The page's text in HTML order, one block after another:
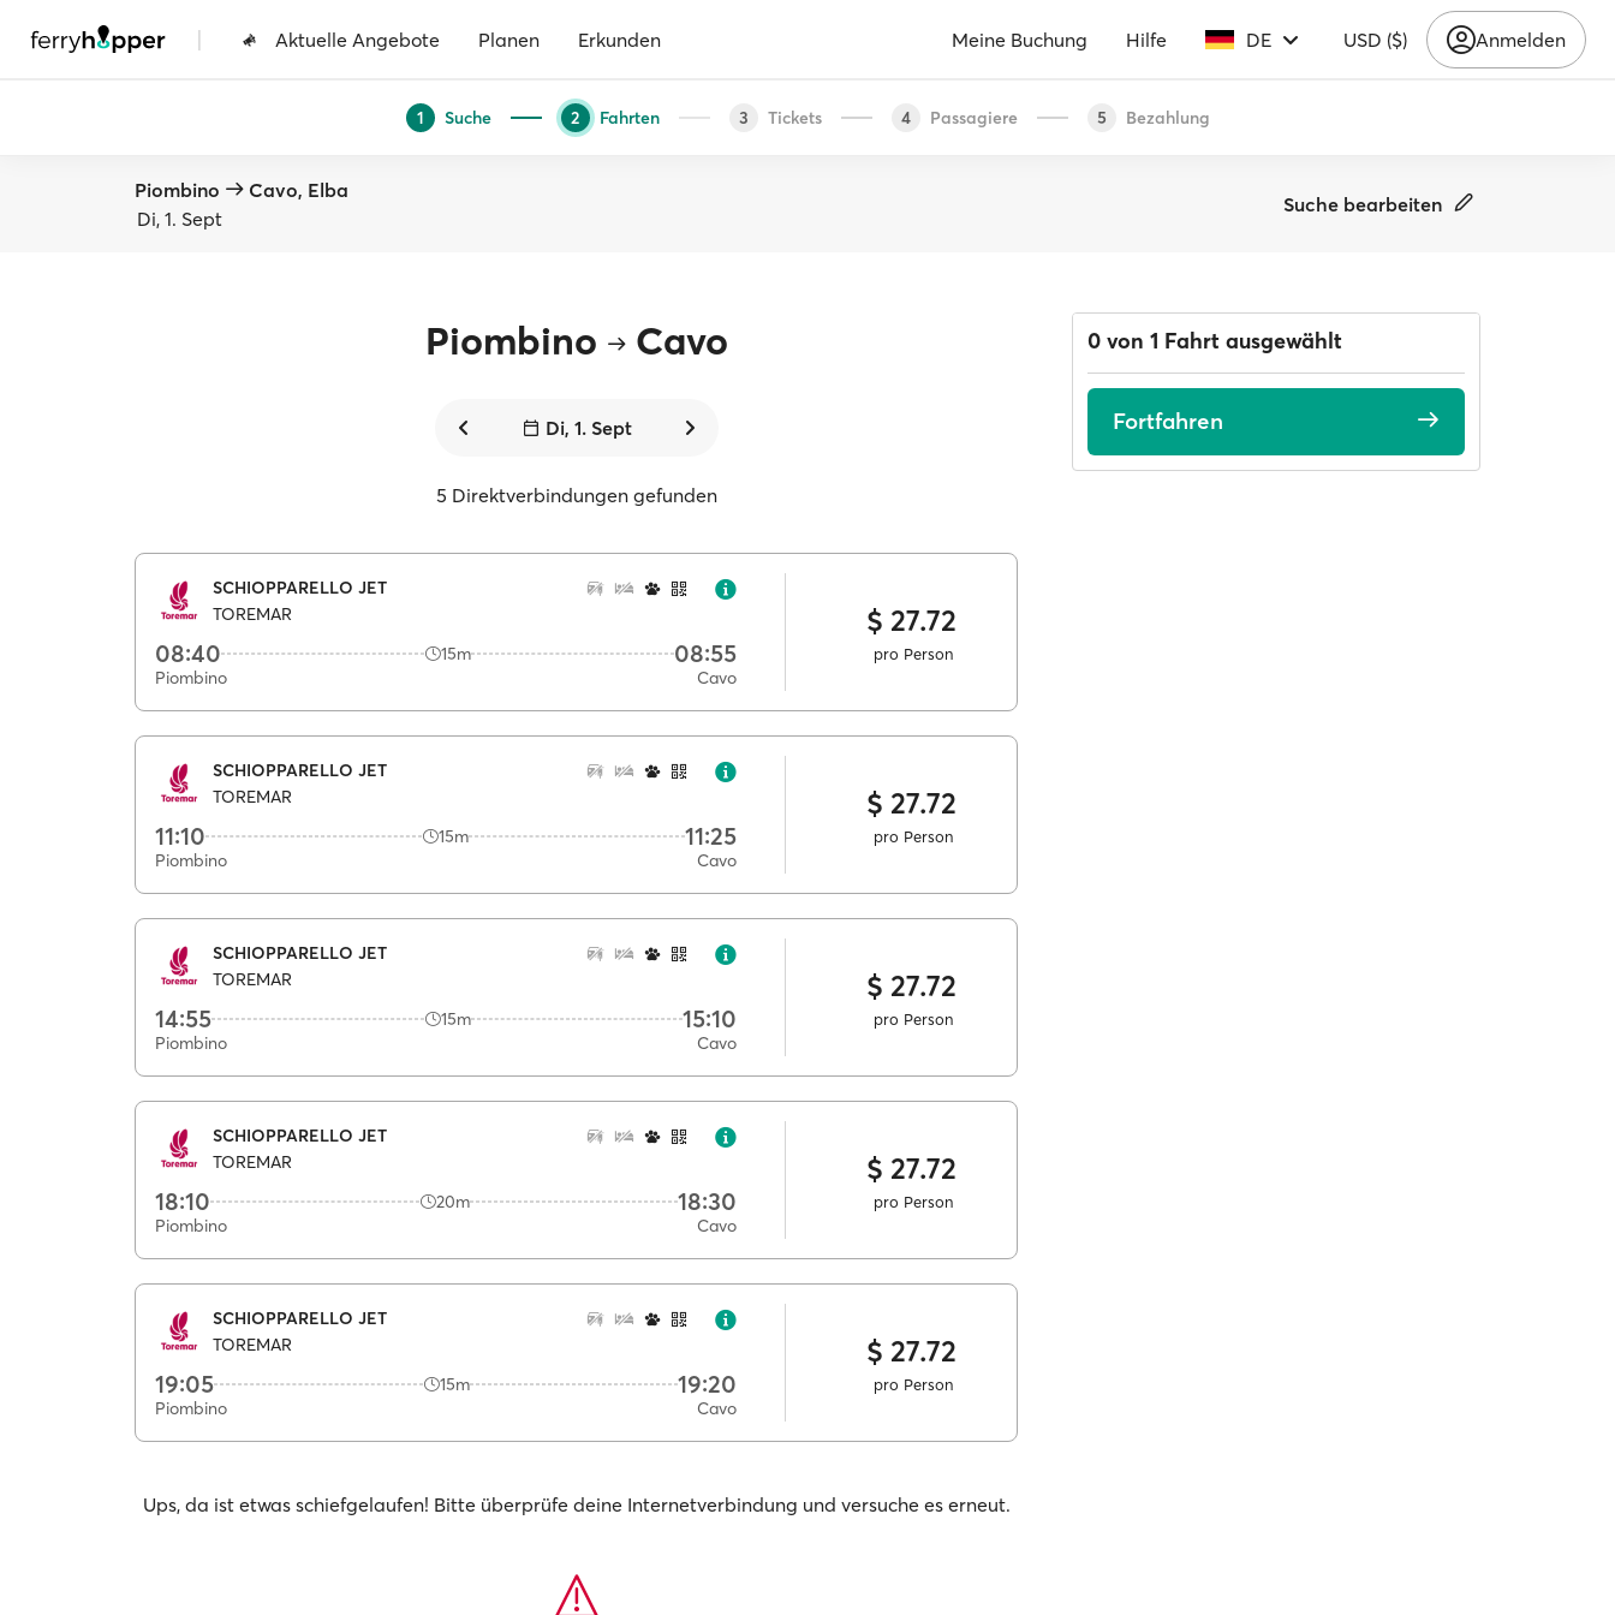
| Aktuelle Angebote Planen Erkunden Meine Buchung Hilfe DE USD ($) Anmelden
1 Suche 2 Fahrten 3 Tickets 4 Passagiere 5 Bezahlung
Piombino
Cavo, Elba
Di, 1. Sept
Suche bearbeiten
Piombino Cavo
Di, 1. Sept
5 Direktverbindungen gefunden
SCHIOPPARELLO JET
TOREMAR
08:40 15m 08:55
Piombino Cavo
$ 27.72
pro Person
SCHIOPPARELLO JET
TOREMAR
11:10 15m 11:25
Piombino Cavo
$ 27.72
pro Person
SCHIOPPARELLO JET
TOREMAR
14:55 15m 15:10
Piombino Cavo
$ 27.72
pro Person
SCHIOPPARELLO JET
TOREMAR
18:10 20m 18:30
Piombino Cavo
$ 27.72
pro Person
SCHIOPPARELLO JET
TOREMAR
19:05 15m 19:20
Piombino Cavo
$ 27.72
pro Person
Ups, da ist etwas schiefgelaufen! Bitte überprüfe deine Internetverbindung und versuche es erneut.
0 von 1 Fahrt ausgewählt
Fortfahren